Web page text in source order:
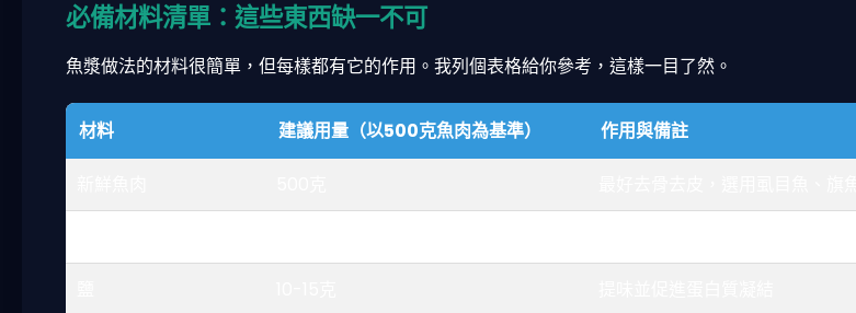
必備材料清單：這些東西缺一不可
魚漿做法的材料很簡單，但每樣都有它的作用。我列個表格給你參考，這樣一目了然。
材料 建議用量（以500克魚肉為基準） 作用與備註